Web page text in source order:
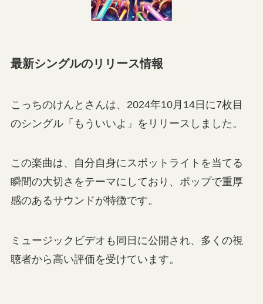
最新シングルのリリース情報
こっちのけんとさんは、2024年10月14日に7枚目
のシングル「もういいよ」をリリースしました。
この楽曲は、自分自身にスポットライトを当てる
瞬間の大切さをテーマにしており、ポップで重厚
感のあるサウンドが特徴です。
ミュージックビデオも同日に公開され、多くの視
聴者から高い評価を受けています。